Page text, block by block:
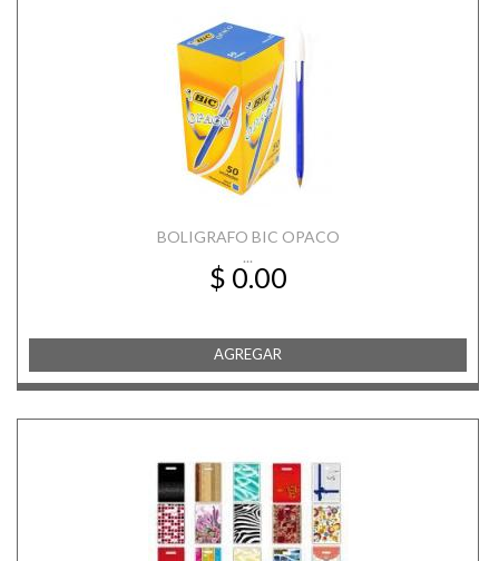
BOLIGRAFO BIC OPACO
...
$ 0.00
AGREGAR